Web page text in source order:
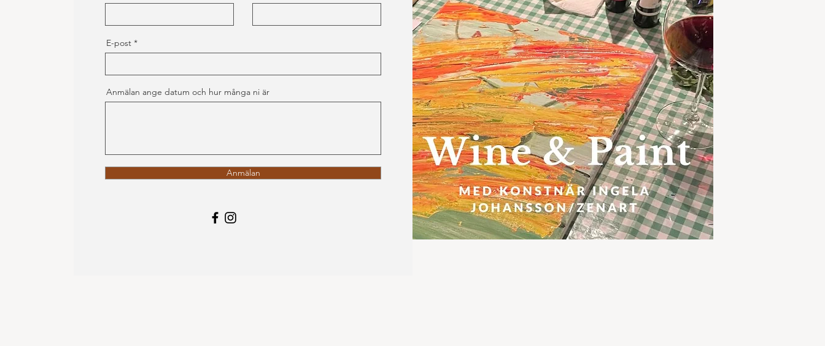
E-post
Anmälan ange datum och hur många ni är
Anmälan